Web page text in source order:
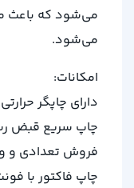
می‌شود که باعث
می‌شود.
امکانات:
دارای چاپگر
چاپ سریع قبض
فروش تعدادی و
چاپ فاکتور با